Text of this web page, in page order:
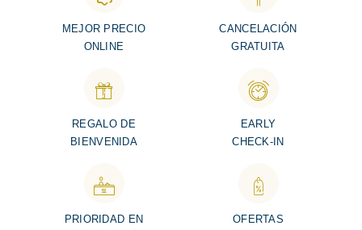
MEJOR PRECIO
ONLINE
CANCELACIÓN
GRATUITA
REGALO DE
BIENVENIDA
EARLY
CHECK-IN
PRIORIDAD EN
OFERTAS